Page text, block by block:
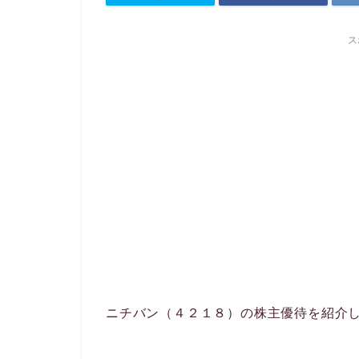
ニチバン（４２１８）の株主優待を紹介し